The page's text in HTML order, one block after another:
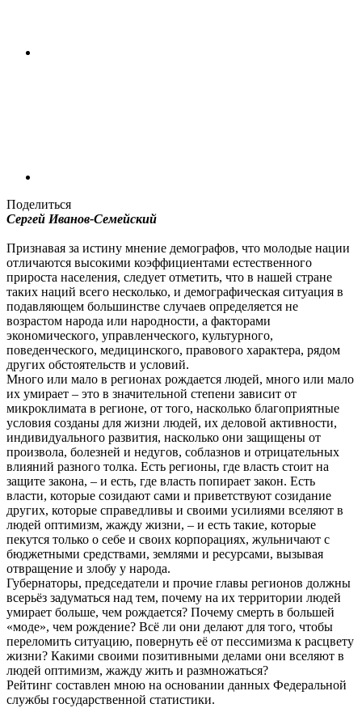
Поделиться
Сергей Иванов-Семейский
Признавая за истину мнение демографов, что молодые нации
отличаются высокими коэффициентами естественного
прироста населения, следует отметить, что в нашей стране
таких наций всего несколько, и демографическая ситуация в
подавляющем большинстве случаев определяется не
возрастом народа или народности, а факторами
экономического, управленческого, культурного,
поведенческого, медицинского, правового характера, рядом
других обстоятельств и условий.
Много или мало в регионах рождается людей, много или мало
их умирает – это в значительной степени зависит от
микроклимата в регионе, от того, насколько благоприятные
условия созданы для жизни людей, их деловой активности,
индивидуального развития, насколько они защищены от
произвола, болезней и недугов, соблазнов и отрицательных
влияний разного толка. Есть регионы, где власть стоит на
защите закона, – и есть, где власть попирает закон. Есть
власти, которые созидают сами и приветствуют созидание
других, которые справедливы и своими усилиями вселяют в
людей оптимизм, жажду жизни, – и есть такие, которые
пекутся только о себе и своих корпорациях, жульничают с
бюджетными средствами, землями и ресурсами, вызывая
отвращение и злобу у народа.
Губернаторы, председатели и прочие главы регионов должны
всерьёз задуматься над тем, почему на их территории людей
умирает больше, чем рождается? Почему смерть в большей
«моде», чем рождение? Всё ли они делают для того, чтобы
переломить ситуацию, повернуть её от пессимизма к расцвету
жизни? Какими своими позитивными делами они вселяют в
людей оптимизм, жажду жить и размножаться?
Рейтинг составлен мною на основании данных Федеральной
службы государственной статистики.